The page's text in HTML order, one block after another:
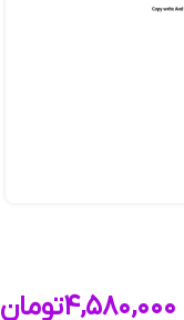
۴,۵۸۰,۰۰۰تومان